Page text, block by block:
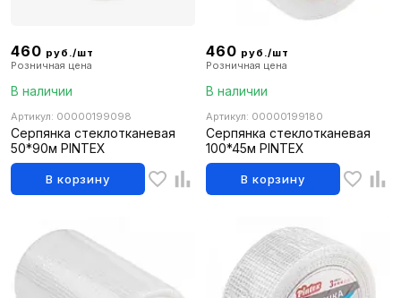
460 руб./шт
Розничная цена
В наличии
Артикул: 00000199098
Серпянка стеклотканевая
50*90м PINTEX
В корзину
460 руб./шт
Розничная цена
В наличии
Артикул: 00000199180
Серпянка стеклотканевая
100*45м PINTEX
В корзину